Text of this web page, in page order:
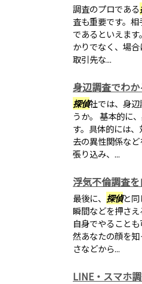
調査のプロである
査も重要です。
であるといえま
かりでなく、場
取引先な...
身辺調査でわか
探偵社では、身
うか。 基本的に
す。具体的には
去の異性関係な
張り込み、...
浮気不倫調査
最後に、 探偵と同
瞬間などを押さ
自身でやること
然あなたの顔を
さなどから...
LINE・スマホ